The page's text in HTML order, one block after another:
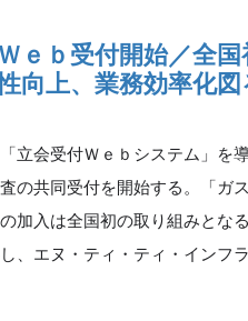
ｅｂ受付開始／全
向上、業務効率化
立会受付Ｗｅｂシステム」を
の共同受付を開始する。「ガ
加入は全国初の取り組みとな
、エヌ・ティ・ティ・インフ